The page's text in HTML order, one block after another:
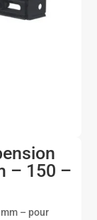
– 150 –
– pour